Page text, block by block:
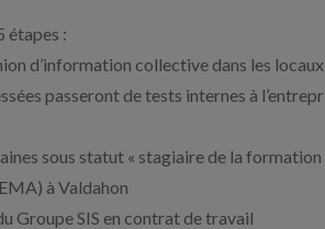
étapes :
d’information collective dans les
passeront de tests internes à
sous statut « stagiaire de la
à Valdahon
Groupe SIS en contrat de travail